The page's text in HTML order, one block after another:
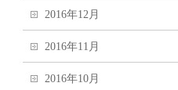
2016年12月
2016年11月
2016年10月